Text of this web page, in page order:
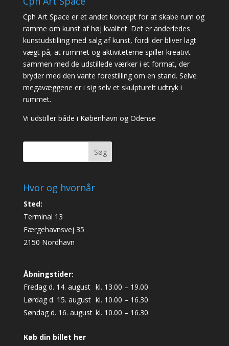
Cph Art Space er et andet koncept for at skabe rum og
ramme om kunst af høj kvalitet. Det er anderledes
kunstudstilling med salg af kunst, fordi der bliver lagt
vægt på, at rummet og aktiviteterne spiller kreativt
sammen med de udstillede værker i et format, der
bryder med den vante forestilling om en stand. Selve
megavæggene er i sig selv et skulpturelt udtryk i
rummet.
Vi udstiller både i København og Odense
Søg
Hvor og hvornår
Sted:
Terminal 13
Færgehavnsvej 35
2150 Nordhavn
Åbningstider:
Fredag d. 14. august kl. 13.00 – 19.00
Lørdag d. 15. august kl. 10.00 – 16.30
Søndag d. 16. august kl. 10.00 – 16.30
Køb din billet her